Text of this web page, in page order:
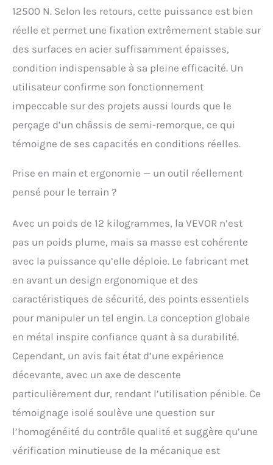
12500 N. Selon les retours, cette puissance est bien
réelle et permet une fixation extrêmement stable sur
des surfaces en acier suffisamment épaisses,
condition indispensable à sa pleine efficacité. Un
utilisateur confirme son fonctionnement
impeccable sur des projets aussi lourds que le
perçage d’un châssis de semi-remorque, ce qui
témoigne de ses capacités en conditions réelles.
Prise en main et ergonomie — un outil réellement
pensé pour le terrain ?
Avec un poids de 12 kilogrammes, la VEVOR n’est
pas un poids plume, mais sa masse est cohérente
avec la puissance qu’elle déploie. Le fabricant met
en avant un design ergonomique et des
caractéristiques de sécurité, des points essentiels
pour manipuler un tel engin. La conception globale
en métal inspire confiance quant à sa durabilité.
Cependant, un avis fait état d’une expérience
décevante, avec un axe de descente
particulièrement dur, rendant l’utilisation pénible. Ce
témoignage isolé soulève une question sur
l’homogénéité du contrôle qualité et suggère qu’une
vérification minutieuse de la mécanique est